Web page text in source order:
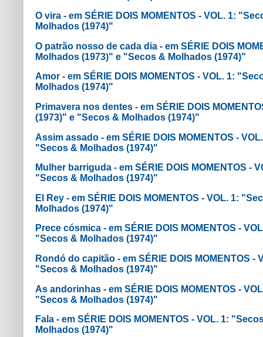
O vira - em SÉRIE DOIS MOMENTOS - VOL. 1:
Molhados (1974)"
O patrão nosso de cada dia - em SÉRIE DOIS
Molhados (1973)" e "Secos & Molhados (1974)"
Amor - em SÉRIE DOIS MOMENTOS - VOL. 1:
Molhados (1974)"
Primavera nos dentes - em SÉRIE DOIS
(1973)" e "Secos & Molhados (1974)"
Assim assado - em SÉRIE DOIS MOMENTOS -
"Secos & Molhados (1974)"
Mulher barriguda - em SÉRIE DOIS MOMENTOS -
"Secos & Molhados (1974)"
El Rey - em SÉRIE DOIS MOMENTOS - VOL. 1:
Molhados (1974)"
Prece cósmica - em SÉRIE DOIS MOMENTOS -
"Secos & Molhados (1974)"
Rondó do capitão - em SÉRIE DOIS MOMENTOS
"Secos & Molhados (1974)"
As andorinhas - em SÉRIE DOIS MOMENTOS -
"Secos & Molhados (1974)"
Fala - em SÉRIE DOIS MOMENTOS - VOL. 1:
Molhados (1974)"